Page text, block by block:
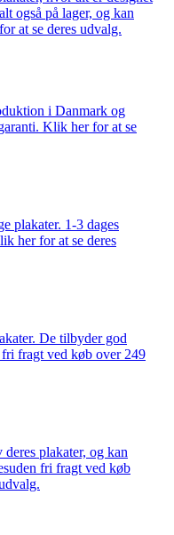
også på lager, og kan
at se deres udvalg.
i Danmark og
Klik her for at se
plakater. 1-3 dages
her for at se deres
De tilbyder god
fragt ved køb over 249
plakater, og kan
fri fragt ved køb